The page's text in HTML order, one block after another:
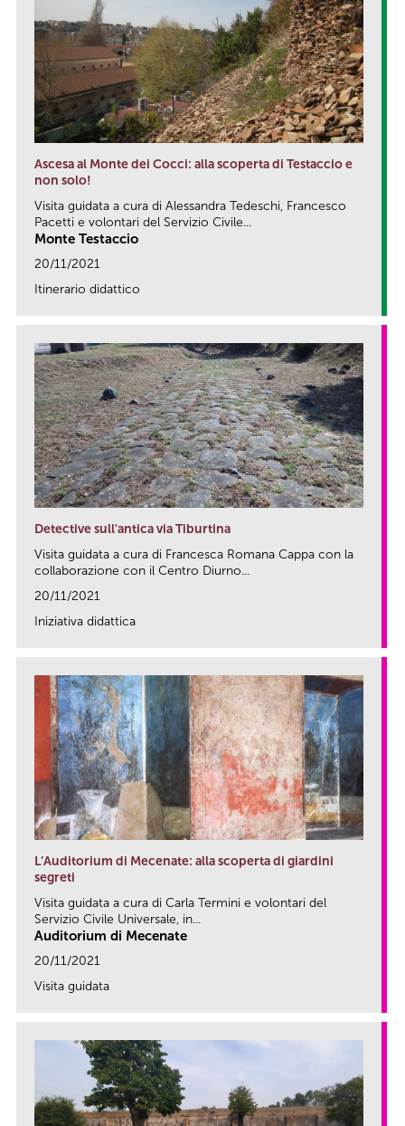
Ascesa al Monte dei Cocci: alla scoperta di Testaccio e
non solo!
Visita guidata a cura di Alessandra Tedeschi, Francesco
Pacetti e volontari del Servizio Civile...
Monte Testaccio
20/11/2021
Itinerario didattico
Detective sull'antica via Tiburtina
Visita guidata a cura di Francesca Romana Cappa con la
collaborazione con il Centro Diurno...
20/11/2021
Iniziativa didattica
L’Auditorium di Mecenate: alla scoperta di giardini
segreti
Visita guidata a cura di Carla Termini e volontari del
Servizio Civile Universale, in...
Auditorium di Mecenate
20/11/2021
Visita guidata